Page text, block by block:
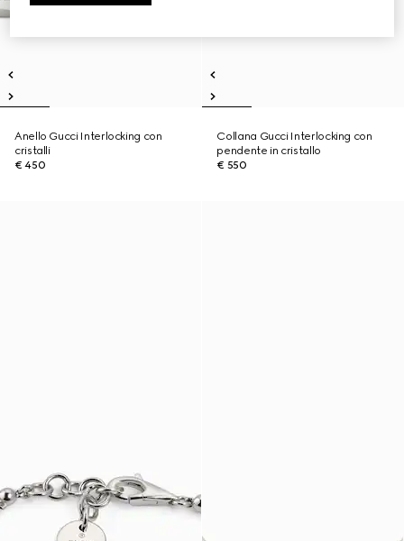
Anello Gucci Interlocking con
cristalli
€ 450
Collana Gucci Interlocking con
pendente in cristallo
€ 550